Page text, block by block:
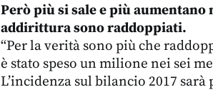
Però più si sale e più aumentano
addirittura sono raddoppiati.
“Per la verità sono più che
è stato speso un milione nei sei
L’incidenza sul bilancio 2017 sarà